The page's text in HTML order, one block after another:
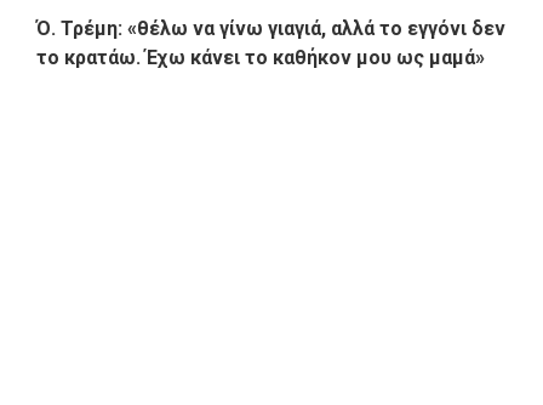
Ό. Τρέμη: «θέλω να γίνω γιαγιά, αλλά το εγγόνι δεν
το κρατάω. Έχω κάνει το καθήκον μου ως μαμά»